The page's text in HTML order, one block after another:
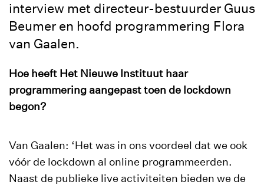
interview met directeur-bestuurder Guus
Beumer en hoofd programmering Flora
van Gaalen.
Hoe heeft Het Nieuwe Instituut haar
programmering aangepast toen de lockdown
begon?
Van Gaalen: ‘Het was in ons voordeel dat we ook
vóór de lockdown al online programmeerden.
Naast de publieke live activiteiten bieden we de